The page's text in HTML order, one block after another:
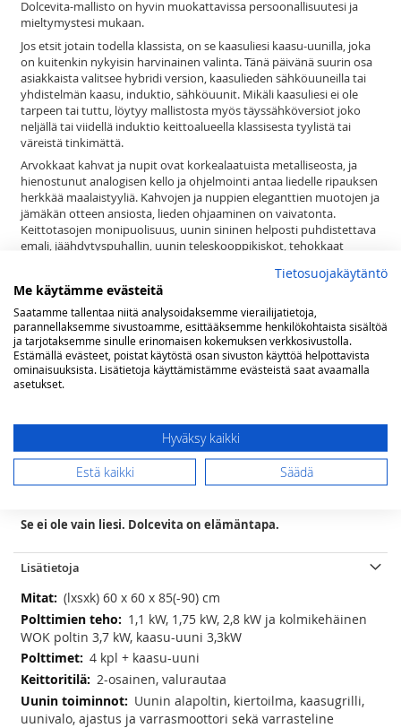
Dolcevita-mallisto on hyvin muokattavissa persoonallisuutesi ja
mieltymystesi mukaan.
Jos etsit jotain todella klassista, on se kaasuliesi kaasu-uunilla, joka
on kuitenkin nykyisin harvinainen valinta. Tänä päivänä suurin osa
asiakkaista valitsee hybridi version, kaasulieden sähköuuneilla tai
yhdistelmän kaasu, induktio, sähköuunit. Mikäli kaasuliesi ei ole
tarpeen tai tuttu, löytyy mallistosta myös täyssähköversiot joko
neljällä tai viidellä induktio keittoalueella klassisesta tyylistä tai
väreistä tinkimättä.
Arvokkaat kahvat ja nupit ovat korkealaatuista metalliseosta, ja
hienostunut analogisen kello ja ohjelmointi antaa liedelle ripauksen
herkkää maalaistyyliä. Kahvojen ja nuppien eleganttien muotojen ja
jämäkän otteen ansiosta, lieden ohjaaminen on vaivatonta.
Keittotasojen monipuolisuus, uunin sininen helposti puhdistettava
emali, jäähdytyspuhallin, uunin teleskooppikiskot, tehokkaat
hivelevään muotoiluun. Dolcevita-sarjan klassinen tyyli on tätä
kaikkea.
Dolcevita liesiä saatavilla 60 cm, 70 cm, 90 cm, 120 cm ja 150 cm
kokoisina ruostumattomasta teräksestä, mattamustana,
norsunluunvalkoisena, meren sinisenä, laventelin sinisenä,
vihreänä, viininpunaisena, ja helmenvalkoisena messinki-, kromi- tai
pronssiviimeistelyllä, 1, 2 tai 3 uunia
Pelkästään liesiä on nykyisin jo yli 200 mallia. Lisäksi sarjasta löytyy
sävy sävyyn esimerkiksi liesituulettimet, builtin ja range top
keittimet, jääkaapit, pakastimet, mikroaaltouunit, combi uunit,
viinikaapit, lämpölaatikot, tiskikoneet, kahvinkeittimet, ruuan
viilentimet, taustalevyt sekä keittiön pienkoneet runsaine
Se ei ole vain liesi. Dolcevita on elämäntapa.
Lisätietoja
Lisätietoja(lxsxk) 60 x 60 x 85(-90) cm
1,1 kW, 1,75 kW, 2,8 kW ja kolmikehäinen
WOK poltin 3,7 kW, kaasu-uuni 3,3kW
4 kpl + kaasu-uuni
2-osainen, valurautaa
Uunin alapoltin, kiertoilma, kaasugrilli,
uunivalo, ajastus ja varrasmoottori sekä varrasteline
Tietosuojakäytäntö
Me käytämme evästeitä
Saatamme tallentaa niitä analysoidaksemme vierailijatietoja,
parannellaksemme sivustoamme, esittääksemme henkilökohtaista sisältöä
ja tarjotaksemme sinulle erinomaisen kokemuksen verkkosivustolla.
Estämällä evästeet, poistat käytöstä osan sivuston käyttöä helpottavista
ominaisuuksista. Lisätietoja käyttämistämme evästeistä saat avaamalla
asetukset.
Hyväksy kaikki
Estä kaikki Säädä